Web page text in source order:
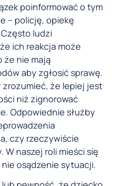
poinformować o tym
– policję, opiekę
ludzi
ich reakcja może
że nie mają
aby zgłosić sprawę.
że lepiej jest
niż zignorować
Odpowiednie służby
czy rzeczywiście
naszej roli mieści się
nie osądzenie sytuacji.